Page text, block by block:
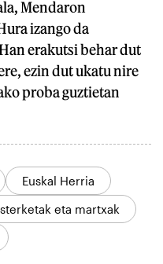
Mendaron
izango da
erakutsi behar dut
ezin dut ukatu nire
proba guztietan
Euskal Herria
eta martxak